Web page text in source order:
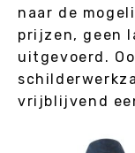
naar de
prijzen, geen
uitgevoerd.
vrijblijvend